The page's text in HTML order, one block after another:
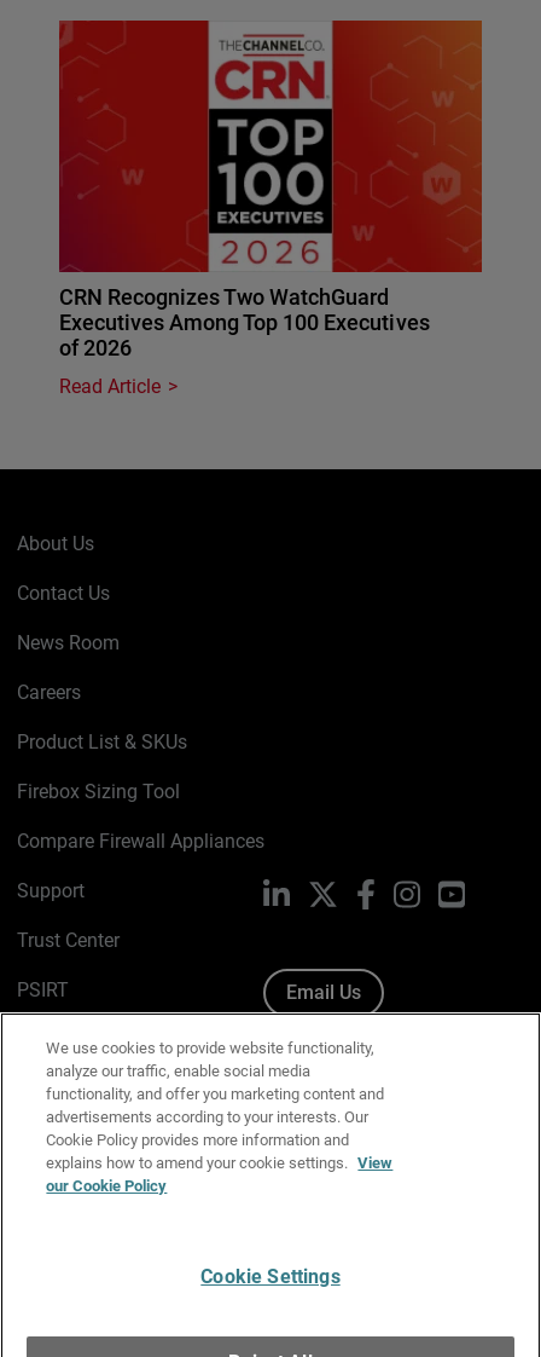
CRN Recognizes Two WatchGuard
Executives Among Top 100 Executives
of 2026
Read Article
About Us
Contact Us
News Room
Careers
Product List & SKUs
Firebox Sizing Tool
Compare Firewall Appliances
Support
Trust Center
PSIRT
Cookie Policy
Privacy Policy
Media & Brand Kit
Manage Email Preferences
LinkedIn FacebookInstagramYouTube
Email Us
Copyright © 1996-2026 WatchGuard Technologies, Inc. All
We use cookies to provide website functionality,
analyze our traffic, enable social media
functionality, and offer you marketing content and
advertisements according to your interests. Our
Cookie Policy provides more information and
explains how to amend your cookie settings. View
our Cookie Policy
Cookie Settings